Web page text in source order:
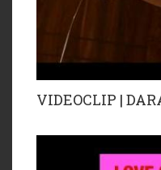
VIDEOCLIP |